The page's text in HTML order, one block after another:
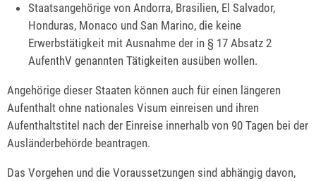
Staatsangehörige von Andorra, Brasilien, El Salvador,
Honduras, Monaco und San Marino, die keine
Erwerbstätigkeit mit Ausnahme der in § 17 Absatz 2
AufenthV genannten Tätigkeiten ausüben wollen.
Angehörige dieser Staaten können auch für einen längeren
Aufenthalt ohne nationales Visum einreisen und ihren
Aufenthaltstitel nach der Einreise innerhalb von 90 Tagen bei der
Ausländerbehörde beantragen.
Das Vorgehen und die Voraussetzungen sind abhängig davon,